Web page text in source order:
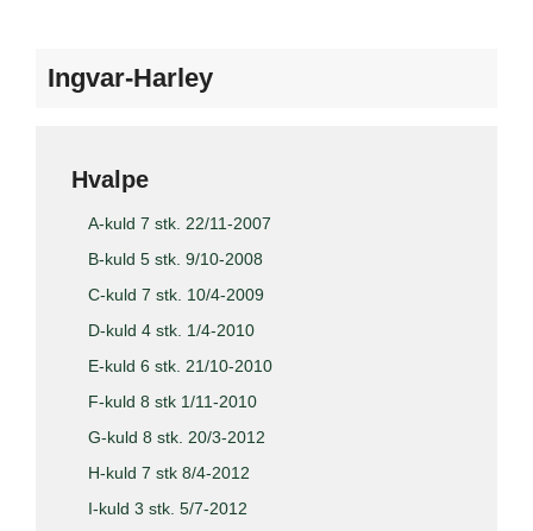
Ingvar-Harley
Hvalpe
A-kuld 7 stk. 22/11-2007
B-kuld 5 stk. 9/10-2008
C-kuld 7 stk. 10/4-2009
D-kuld 4 stk. 1/4-2010
E-kuld 6 stk. 21/10-2010
F-kuld 8 stk 1/11-2010
G-kuld 8 stk. 20/3-2012
H-kuld 7 stk 8/4-2012
I-kuld 3 stk. 5/7-2012